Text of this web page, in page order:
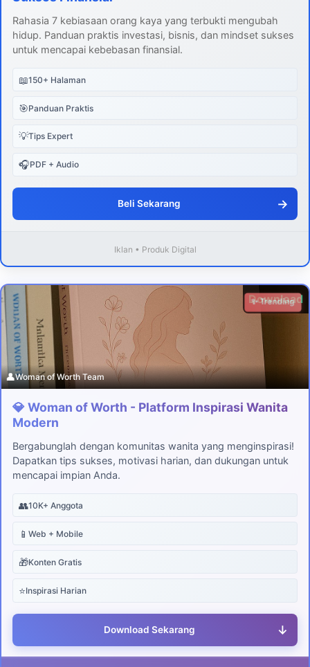
Rahasia 7 kebiasaan orang kaya yang terbukti mengubah
hidup. Panduan praktis investasi, bisnis, dan mindset sukses
untuk mencapai kebebasan finansial.
📖150+ Halaman
🎯Panduan Praktis
💡Tips Expert
🎧PDF + Audio
Beli Sekarang →
Iklan • Produk Digital
Download
✨ Trending
👤Woman of Worth Team
💎 Woman of Worth - Platform Inspirasi Wanita
Modern
Bergabunglah dengan komunitas wanita yang menginspirasi!
Dapatkan tips sukses, motivasi harian, dan dukungan untuk
mencapai impian Anda.
👥10K+ Anggota
📱 Web + Mobile
🎁Konten Gratis
⭐Inspirasi Harian
Download Sekarang ↓